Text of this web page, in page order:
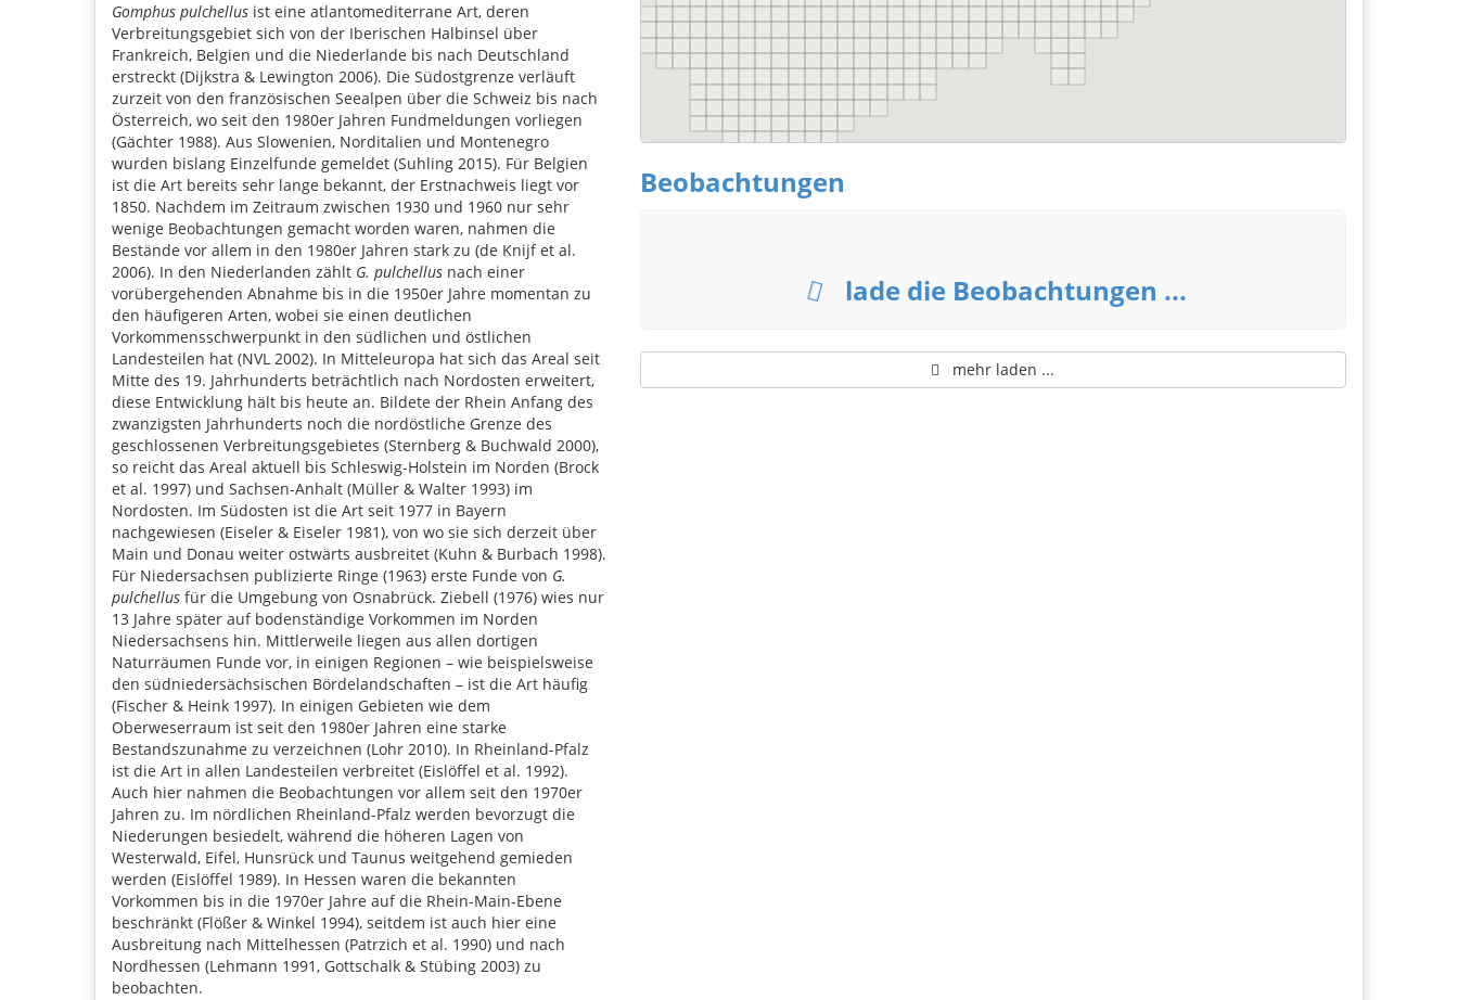
Gomphus pulchellus ist eine atlantomediterrane Art, deren
Verbreitungsgebiet sich von der Iberischen Halbinsel über
Frankreich, Belgien und die Niederlande bis nach Deutschland
erstreckt (Dijkstra & Lewington 2006). Die Südostgrenze verläuft
zurzeit von den französischen Seealpen über die Schweiz bis nach
Österreich, wo seit den 1980er Jahren Fundmeldungen vorliegen
(Gächter 1988). Aus Slowenien, Norditalien und Montenegro
wurden bislang Einzelfunde gemeldet (Suhling 2015). Für Belgien
ist die Art bereits sehr lange bekannt, der Erstnachweis liegt vor
1850. Nachdem im Zeitraum zwischen 1930 und 1960 nur sehr
wenige Beobachtungen gemacht worden waren, nahmen die
Bestände vor allem in den 1980er Jahren stark zu (de Knijf et al.
2006). In den Niederlanden zählt G. pulchellus nach einer
vorübergehenden Abnahme bis in die 1950er Jahre momentan zu
den häufigeren Arten, wobei sie einen deutlichen
Vorkommensschwerpunkt in den südlichen und östlichen
Landesteilen hat (NVL 2002). In Mitteleuropa hat sich das Areal seit
Mitte des 19. Jahrhunderts beträchtlich nach Nordosten erweitert,
diese Entwicklung hält bis heute an. Bildete der Rhein Anfang des
zwanzigsten Jahrhunderts noch die nordöstliche Grenze des
geschlossenen Verbreitungsgebietes (Sternberg & Buchwald 2000),
so reicht das Areal aktuell bis Schleswig-Holstein im Norden (Brock
et al. 1997) und Sachsen-Anhalt (Müller & Walter 1993) im
Nordosten. Im Südosten ist die Art seit 1977 in Bayern
nachgewiesen (Eiseler & Eiseler 1981), von wo sie sich derzeit über
Main und Donau weiter ostwärts ausbreitet (Kuhn & Burbach 1998).
Für Niedersachsen publizierte Ringe (1963) erste Funde von G.
pulchellus für die Umgebung von Osnabrück. Ziebell (1976) wies nur
13 Jahre später auf bodenständige Vorkommen im Norden
Niedersachsens hin. Mittlerweile liegen aus allen dortigen
Naturräumen Funde vor, in einigen Regionen – wie beispielsweise
den südniedersächsischen Bördelandschaften – ist die Art häufig
(Fischer & Heink 1997). In einigen Gebieten wie dem
Oberweserraum ist seit den 1980er Jahren eine starke
Bestandszunahme zu verzeichnen (Lohr 2010). In Rheinland-Pfalz
ist die Art in allen Landesteilen verbreitet (Eislöffel et al. 1992).
Auch hier nahmen die Beobachtungen vor allem seit den 1970er
Jahren zu. Im nördlichen Rheinland-Pfalz werden bevorzugt die
Niederungen besiedelt, während die höheren Lagen von
Westerwald, Eifel, Hunsrück und Taunus weitgehend gemieden
werden (Eislöffel 1989). In Hessen waren die bekannten
Vorkommen bis in die 1970er Jahre auf die Rhein-Main-Ebene
beschränkt (Flößer & Winkel 1994), seitdem ist auch hier eine
Ausbreitung nach Mittelhessen (Patrzich et al. 1990) und nach
Nordhessen (Lehmann 1991, Gottschalk & Stübing 2003) zu
beobachten.
Beobachtungen
lade die Beobachtungen ...
mehr laden ...